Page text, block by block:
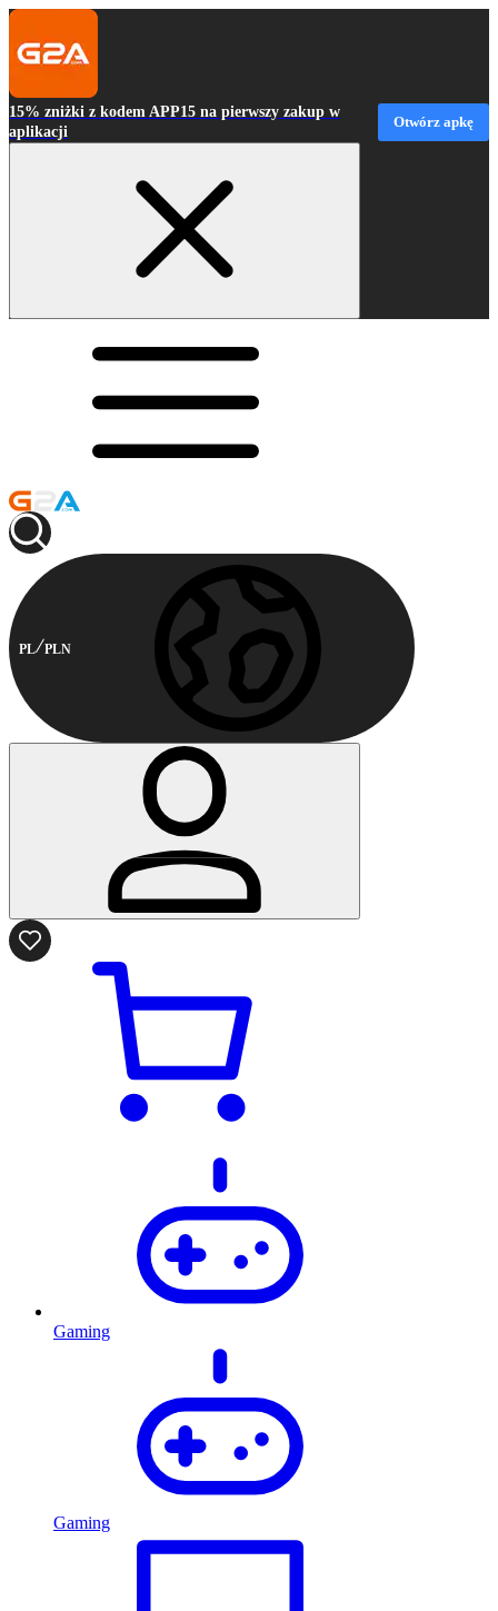
15% zniżki z kodem APP15 na pierwszy zakup w
aplikacji
Otwórz apkę
PL PLN
Gaming
Gaming